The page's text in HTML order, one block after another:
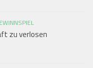
zu verlosen